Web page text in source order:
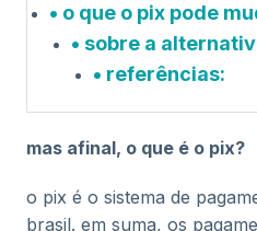
o que o pix pode
sobre a
referências:
mas afinal, o que é o pix?
o pix é o sistema de
brasil. em suma, os